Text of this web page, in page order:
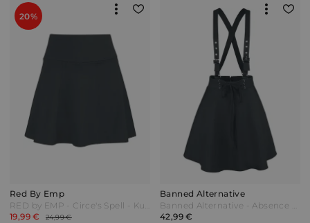
20%
Red By Emp
RED by EMP - Circe's Spell - Kurzer Rock - schwarz - EMP Exklusiv!
19,99 €
24,99 €
Banned Alternative
Banned Alternative - Absence Of Light Skirt - Kurzer Rock - schwarz
42,99 €